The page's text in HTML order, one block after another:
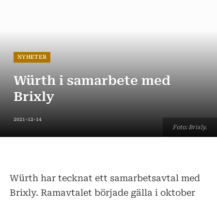
Foto: Brixly.
NYHETER
Würth i samarbete med
Brixly
2021-12-14
Würth har tecknat ett samarbetsavtal med
Brixly. Ramavtalet började gälla i oktober